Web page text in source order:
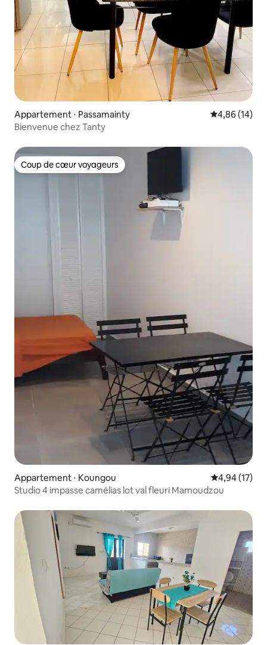
Appartement ⋅ Passamainty Évaluation
4,86 (14)
Bienvenue chez Tanty
Coup de cœur voyageurs
Coup de cœur voyageurs
Appartement ⋅ Koungou Évaluation
4,94 (17)
Studio 4 impasse camélias lot val fleuri Mamoudzou